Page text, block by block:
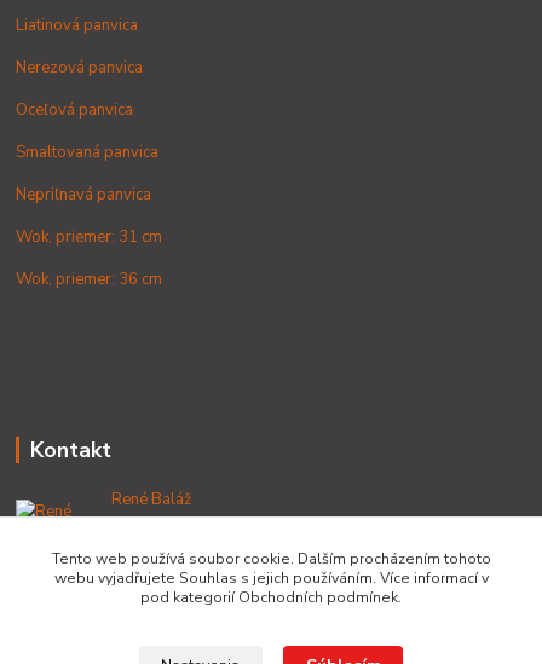
Liatinová panvica
Nerezová panvica
Oceľová panvica
Smaltovaná panvica
Nepriľnavá panvica
Wok, priemer: 31 cm
Wok, priemer: 36 cm
Kontakt
René Baláž
+421 902 212 007
od 8:00 - do 16:00 hod
info@lacnekotliky.sk
Tento web používá soubor cookie. Dalším procházením tohoto
webu vyjadřujete Souhlas s jejich používáním. Více informací v
pod kategorií Obchodních podmínek.